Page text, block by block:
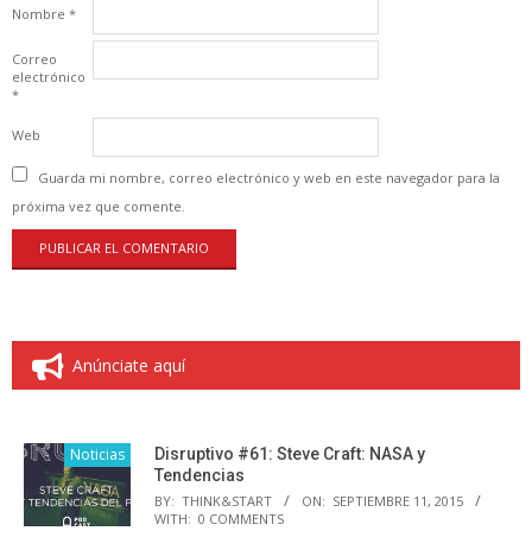
Nombre *
Correo
electrónico
*
Web
Guarda mi nombre, correo electrónico y web en este navegador para la
próxima vez que comente.
Anúnciate aquí
Noticias
Disruptivo #61: Steve Craft: NASA y
Tendencias
BY: THINK&START ON: SEPTIEMBRE 11, 2015
WITH: 0 COMMENTS